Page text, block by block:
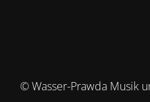
© Wasser-Prawda Musik